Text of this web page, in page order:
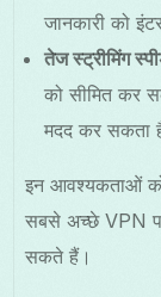
जानकारी को
तेज स्ट्रीमिंग
को सीमित कर
मदद कर सकता
इन आवश्यकताओं
सबसे अच्छे VPN
सकते हैं।